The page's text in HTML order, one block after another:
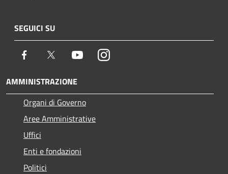
SEGUICI SU
Facebook Twitter YoutubeInstagram
AMMINISTRAZIONE
Organi di Governo
Aree Amministrative
Uffici
Enti e fondazioni
Politici